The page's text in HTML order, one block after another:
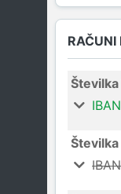
RAČUNI
Številka
Številka